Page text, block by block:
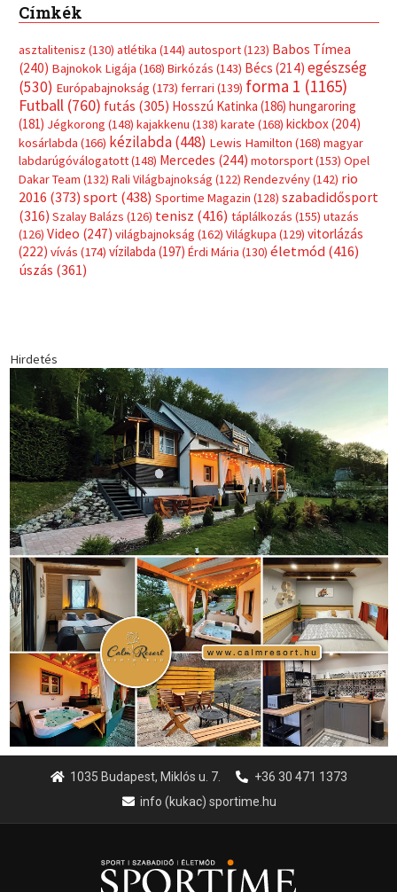
Címkék
asztalitenisz (130) atlétika (144) autosport(123) Babos Tímea
(240) Bajnokok Ligája (168) Birkózás (143) Bécs (214) egészség
(530) Európabajnokság (173) ferrari (139) forma 1 (1165)
Futball (760) futás (305) Hosszú Katinka (186) hungaroring
(181) Jégkorong (148) kajakkenu (138) karate (168) kickbox(204)
kosárlabda (166) kézilabda(448) Lewis Hamilton (168) magyar
labdarúgóválogatott(148) Mercedes (244) motorsport(153) Opel
Dakar Team (132) Rali Világbajnokság (122) Rendezvény(142) rio
2016 (373) sport(438) Sportime Magazin (128) szabadidősport
(316) Szalay Balázs (126) tenisz (416) táplálkozás (155) utazás
(126) Video (247) világbajnokság (162) Világkupa (129) vitorlázás
(222) vívás (174) vízilabda (197) Érdi Mária (130) életmód(416)
úszás (361)
Hirdetés
1035 Budapest, Miklós u. 7.
+36 30 471 1373
info (kukac) sportime.hu